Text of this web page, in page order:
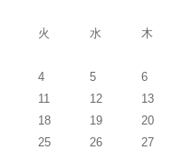
火 水 木
4 5 6
11 12 13
18 19 20
25 26 27